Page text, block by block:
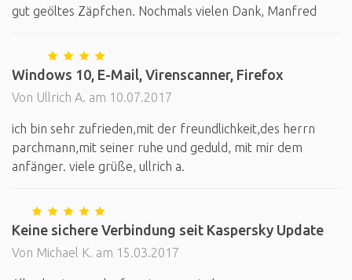
gut geöltes Zäpfchen. Nochmals vielen Dank, Manfred
Windows 10, E-Mail, Virenscanner, Firefox
Von Ullrich A. am 10.07.2017
ich bin sehr zufrieden,mit der freundlichkeit,des herrn
parchmann,mit seiner ruhe und geduld, mit mir dem
anfänger. viele grüße, ullrich a.
Keine sichere Verbindung seit Kaspersky Update
Von Michael K. am 15.03.2017